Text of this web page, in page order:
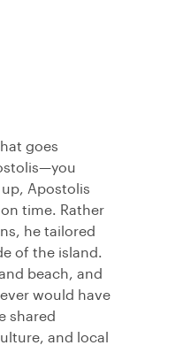
goes
Apostolis
time. Rather
he tailored
of the island.
beach, and
would have
shared
and local